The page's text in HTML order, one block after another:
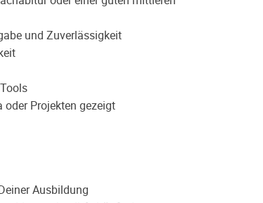
und Zuverlässigkeit
oder Projekten gezeigt
Ausbildung